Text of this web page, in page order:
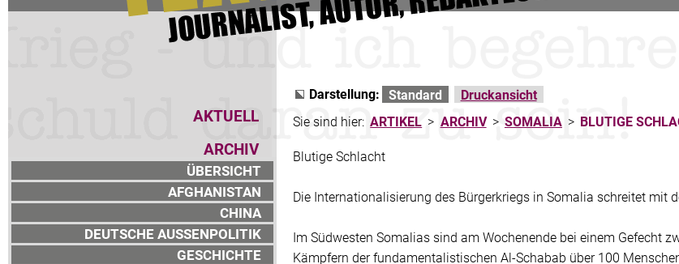
AKTUELL
ARCHIV
ÜBERSICHT
AFGHANISTAN
CHINA
DEUTSCHE AUSSENPOLITIK
GESCHICHTE
Darstellung: Standard
Druckansicht
Sie sind hier: ARTIKEL > ARCHIV > SOMALIA > BLUTIGE
Blutige Schlacht
Die Internationalisierung des Bürgerkriegs in Somalia schreitet mit
Im Südwesten Somalias sind am Wochenende bei einem Gefecht
Kämpfern der fundamentalistischen Al-Schabab über 100